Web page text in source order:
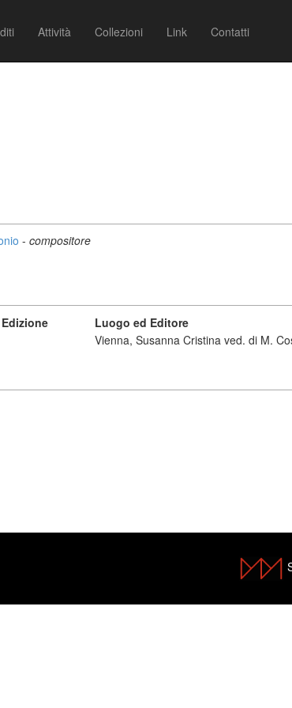
Attività Collezioni Link Contatti
- compositore
Edizione
Luogo ed Editore
Vienna, Susanna Cristina ved. di M.